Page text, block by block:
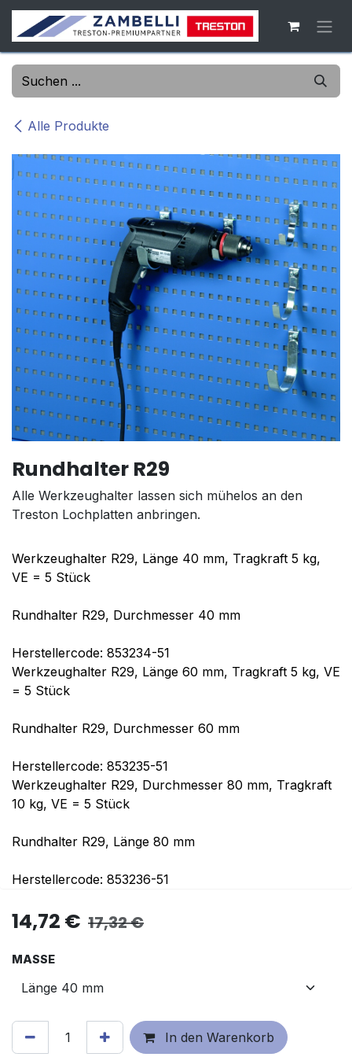
Zum Inhalt springen
Alle Produkte
Rundhalter R29
Alle Werkzeughalter lassen sich mühelos an den
Treston Lochplatten anbringen.
Werkzeughalter R29, Länge 40 mm, Tragkraft 5 kg,
VE = 5 Stück
Rundhalter R29, Durchmesser 40 mm
Herstellercode: 853234-51
Werkzeughalter R29, Länge 60 mm, Tragkraft 5 kg, VE
= 5 Stück
Rundhalter R29, Durchmesser 60 mm
Herstellercode: 853235-51
Werkzeughalter R29, Durchmesser 80 mm, Tragkraft
10 kg, VE = 5 Stück
Rundhalter R29, Länge 80 mm
Herstellercode: 853236-51
14,72 € 17,32€
MASSE
In den Warenkorb